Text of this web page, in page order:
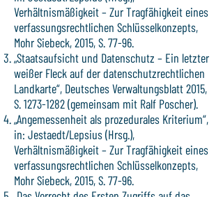
Verhältnismäßigkeit – Zur Tragfähigkeit eines
verfassungsrechtlichen Schlüsselkonzepts,
Mohr Siebeck, 2015, S. 77-96.
„Staatsaufsicht und Datenschutz – Ein letzter
weißer Fleck auf der datenschutzrechtlichen
Landkarte“, Deutsches Verwaltungsblatt 2015,
S.1273-1282(gemeinsam mit Ralf Poscher).
„Angemessenheit als prozedurales Kriterium“,
in: Jestaedt/Lepsius (Hrsg.),
Verhältnismäßigkeit – Zur Tragfähigkeit eines
verfassungsrechtlichen Schlüsselkonzepts,
Mohr Siebeck, 2015, S. 77-96.